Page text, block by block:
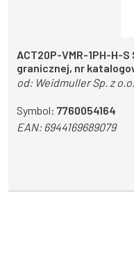
ACT20P-VMR-1PH-H-
granicznej, nr
od: Weidmuller Sp. z o.o.
Symbol: 7760054164
EAN:6944169689079